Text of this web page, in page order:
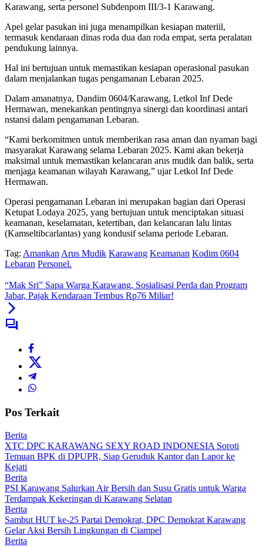
Karawang, serta personel Subdenpom III/3-1 Karawang.
Apel gelar pasukan ini juga menampilkan kesiapan materiil,
termasuk kendaraan dinas roda dua dan roda empat, serta peralatan
pendukung lainnya.
Hal ini bertujuan untuk memastikan kesiapan operasional pasukan
dalam menjalankan tugas pengamanan Lebaran 2025.
Dalam amanatnya, Dandim 0604/Karawang, Letkol Inf Dede
Hermawan, menekankan pentingnya sinergi dan koordinasi antari
nstansi dalam pengamanan Lebaran.
“Kami berkomitmen untuk memberikan rasa aman dan nyaman bagi
masyarakat Karawang selama Lebaran 2025. Kami akan bekerja
maksimal untuk memastikan kelancaran arus mudik dan balik, serta
menjaga keamanan wilayah Karawang,” ujar Letkol Inf Dede
Hermawan.
Operasi pengamanan Lebaran ini merupakan bagian dari Operasi
Ketupat Lodaya 2025, yang bertujuan untuk menciptakan situasi
keamanan, keselamatan, ketertiban, dan kelancaran lalu lintas
(Kamseltibcarlantas) yang kondusif selama periode Lebaran.
Tag: Amankan Arus Mudik Karawang Keamanan Kodim 0604
Lebaran Personel.
“Mak Sri” Sapa Warga Karawang, Sosialisasi Perda dan Program
Jabar, Pajak Kendaraan Tembus Rp76 Miliar!
Pos Terkait
Berita
XTC DPC KARAWANG SEXY ROAD INDONESIA Soroti
Temuan BPK di DPUPR, Siap Geruduk Kantor dan Lapor ke
Kejati
Berita
PSI Karawang Salurkan Air Bersih dan Susu Gratis untuk Warga
Terdampak Kekeringan di Karawang Selatan
Berita
Sambut HUT ke-25 Partai Demokrat, DPC Demokrat Karawang
Gelar Aksi Bersih Lingkungan di Ciampel
Berita